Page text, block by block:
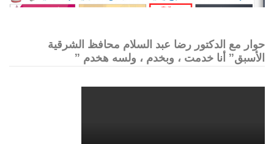
حوار مع الدكتور رضا عبد السلام محافظ الشرقية
الأسبق” أنا خدمت ، وبخدم ، ولسه هخدم ”